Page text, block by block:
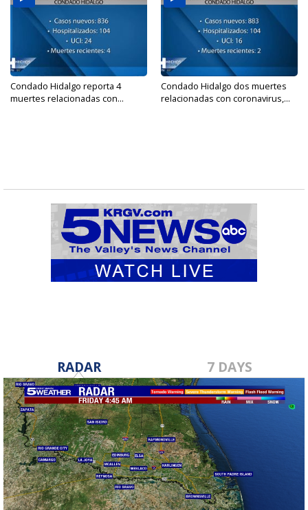
Condado Hidalgo reporta 4
muertes relacionadas con...
Condado Hidalgo dos muertes
relacionadas con coronavirus,...
RADAR 7 DAYS